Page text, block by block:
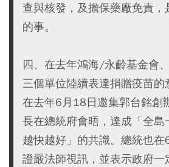
查與核發，及擔保藥廠免責，
的事。
四、在去年鴻海/永齡基金會
三個單位陸續表達捐贈疫苗的
在去年6月18日邀集郭台銘創
長在總統府會晤，達成「全島
越快越好」的共識。總統也
證嚴法師視訊，並表示政府一